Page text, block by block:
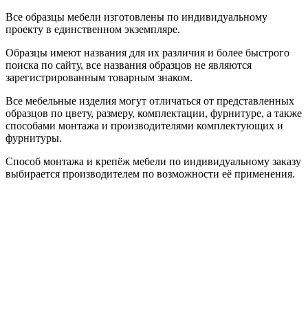
Все образцы мебели изготовлены по индивидуальному
проекту в единственном экземпляре.
Образцы имеют названия для их различия и более быстрого
поиска по сайту, все названия образцов не являются
зарегистрированным товарным знаком.
Все мебельные изделия могут отличаться от представленных
образцов по цвету, размеру, комплектации, фурнитуре, а также
способами монтажа и производителями комплектующих и
фурнитуры.
Способ монтажа и крепёж мебели по индивидуальному заказу
выбирается производителем по возможности её применения.